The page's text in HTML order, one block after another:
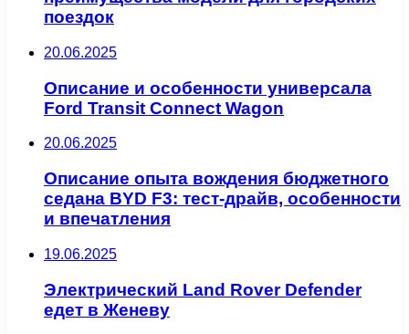
поездок
20.06.2025
Описание и особенности универсала
Ford Transit Connect Wagon
20.06.2025
Описание опыта вождения бюджетного
седана BYD F3: тест-драйв, особенности
и впечатления
19.06.2025
Электрический Land Rover Defender
едет в Женеву